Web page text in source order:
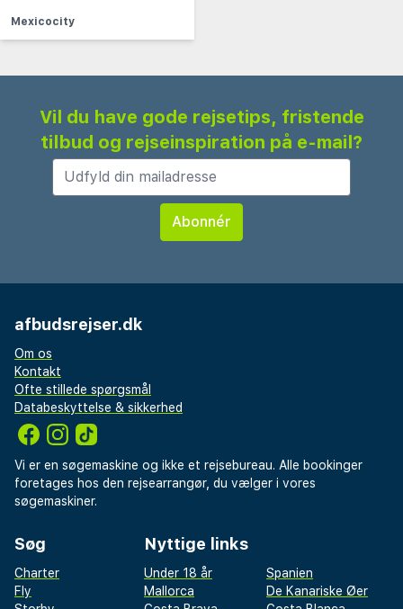
Mexicocity
Vil du have gode rejsetips, fristende
tilbud og rejseinspiration på e-mail?
afbudsrejser.dk
Om os
Kontakt
Ofte stillede spørgsmål
Databeskyttelse & sikkerhed
Vi er en søgemaskine og ikke et rejsebureau. Alle bookinger
foretages hos den rejsearrangør, du vælger i vores
søgemaskiner.
Søg
Charter
Fly
Nyttige links
Under 18 år
Spanien
Mallorca
De Kanariske Øer